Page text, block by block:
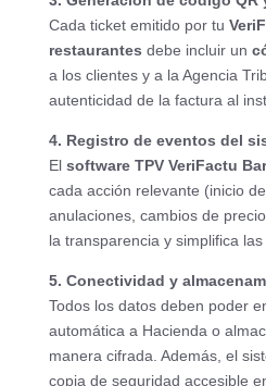
Cada ticket emitido por tu
restaurantes debe incluir un
a los clientes y a la Agencia
autenticidad de la factura al
4. Registro de eventos del
El software TPV VeriFactu
cada acción relevante (inicio
anulaciones, cambios de
la transparencia y simplifica las
5. Conectividad y
Todos los datos deben poder
automática a Hacienda o
manera cifrada. Además, el
copia de seguridad accesible